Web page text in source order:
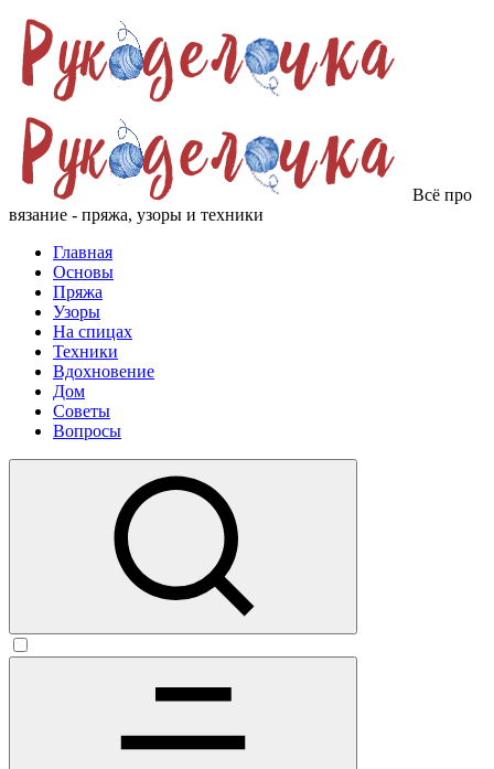
Всё про
вязание - пряжа, узоры и техники
Главная
Основы
Пряжа
Узоры
На спицах
Техники
Вдохновение
Дом
Советы
Вопросы